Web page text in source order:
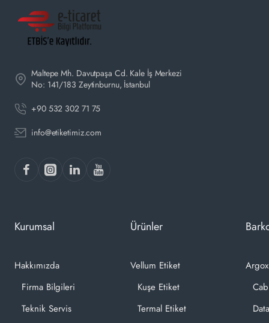
Maltepe Mh. Davutpaşa Cd. Kale İş Merkezi
No: 141/183 Zeytinburnu, İstanbul
+90 532 302 71 75
info@etiketimiz.com
Kurumsal
Hakkımızda
Firma Bilgileri
Teknik Servis
Ürünler
Vellum Etiket
Kuşe Etiket
Termal Etiket